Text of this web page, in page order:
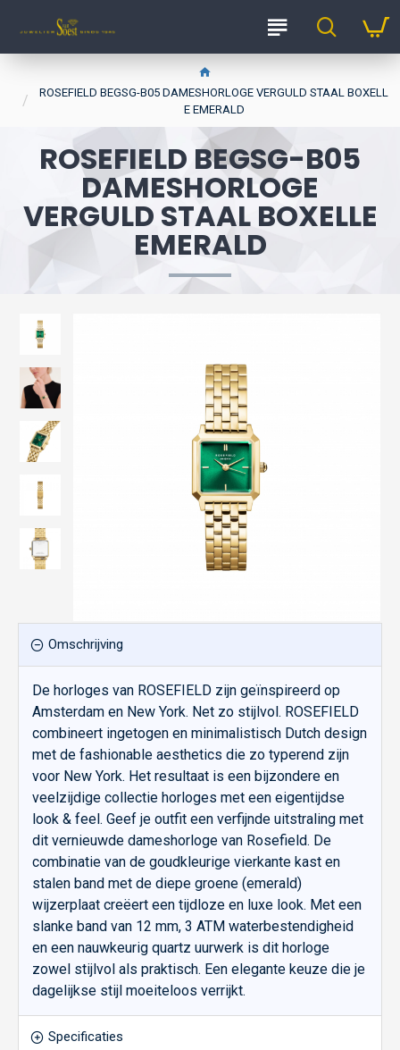
ROSEFIELD BEGSG-B05 DAMESHORLOGE VERGULD STAAL BOXELL
E EMERALD
ROSEFIELD BEGSG-B05
DAMESHORLOGE
VERGULD STAAL BOXELLE
EMERALD
Omschrijving
De horloges van ROSEFIELD zijn geïnspireerd op
Amsterdam en New York. Net zo stijlvol. ROSEFIELD
combineert ingetogen en minimalistisch Dutch design
met de fashionable aesthetics die zo typerend zijn
voor New York. Het resultaat is een bijzondere en
veelzijdige collectie horloges met een eigentijdse
look & feel. Geef je outfit een verfijnde uitstraling met
dit vernieuwde dameshorloge van Rosefield. De
combinatie van de goudkleurige vierkante kast en
stalen band met de diepe groene (emerald)
wijzerplaat creëert een tijdloze en luxe look. Met een
slanke band van 12 mm, 3 ATM waterbestendigheid
en een nauwkeurig quartz uurwerk is dit horloge
zowel stijlvol als praktisch. Een elegante keuze die je
dagelijkse stijl moeiteloos verrijkt.
Specificaties